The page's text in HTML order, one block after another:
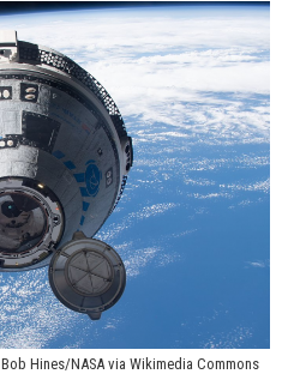
Bob Hines/NASA via Wikimedia Commons